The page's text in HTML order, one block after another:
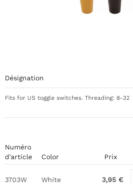
Numéro
d'article
Color Prix
3703W White 3,95 €
Désignation
Fits for US toggle switches. Threading: 8-32